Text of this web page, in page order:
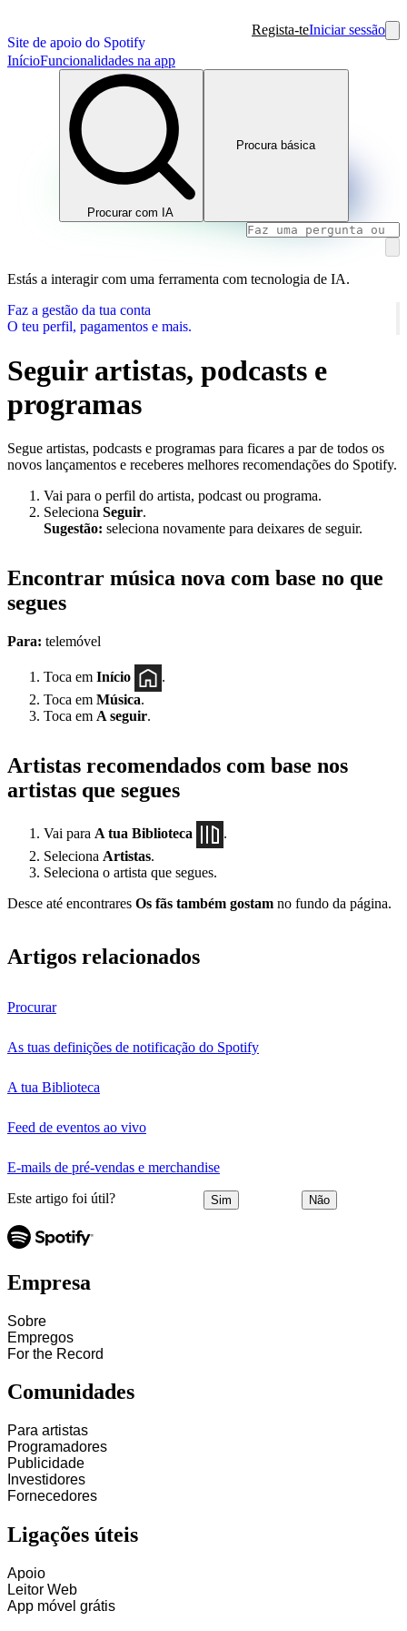
Site de apoio do Spotify
Regista-teIniciar sessão
InícioFuncionalidades na app
Procurar com IA
Procura básica
Estás a interagir com uma ferramenta com tecnologia de IA.
Faz a gestão da tua conta
O teu perfil, pagamentos e mais.
Seguir artistas, podcasts e
programas
Segue artistas, podcasts e programas para ficares a par de todos os
novos lançamentos e receberes melhores recomendações do Spotify.
Vai para o perfil do artista, podcast ou programa.
Seleciona Seguir.
Sugestão: seleciona novamente para deixares de seguir.
Encontrar música nova com base no que
segues
Para: telemóvel
Toca em Início
.
Toca em Música.
Toca em A seguir.
Artistas recomendados com base nos
artistas que segues
Vai para A tua Biblioteca
.
Seleciona Artistas.
Seleciona o artista que segues.
Desce até encontrares Os fãs também gostam no fundo da página.
Artigos relacionados
Procurar
As tuas definições de notificação do Spotify
A tua Biblioteca
Feed de eventos ao vivo
E-mails de pré-vendas e merchandise
Este artigo foi útil? Sim Não
Empresa
Sobre
Empregos
For the Record
Comunidades
Para artistas
Programadores
Publicidade
Investidores
Fornecedores
Ligações úteis
Apoio
Leitor Web
App móvel grátis